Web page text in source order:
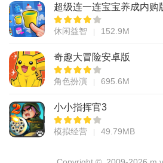
超级连一连宝宝养成内购
休闲益智 152.9M
奇趣大冒险安卓版
角色扮演 695.6M
小小指挥官3
模拟经营 49.79MB